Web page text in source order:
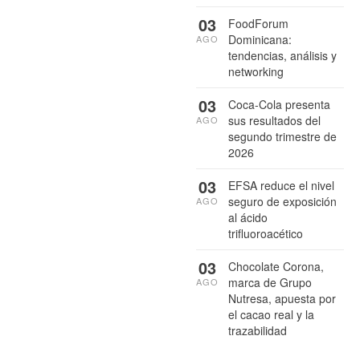
FoodForum
Dominicana:
tendencias, análisis y
networking
03
AGO
Coca-Cola presenta
sus resultados del
segundo trimestre de
2026
03
AGO
EFSA reduce el nivel
seguro de exposición
al ácido
trifluoroacético
03
AGO
Chocolate Corona,
marca de Grupo
Nutresa, apuesta por
el cacao real y la
trazabilidad
03
AGO